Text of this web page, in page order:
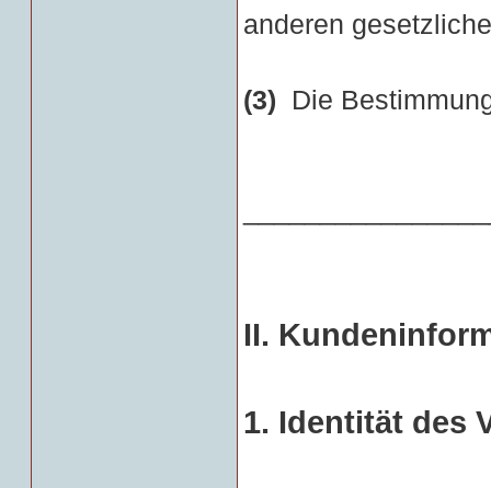
anderen
(3) Die
II.
1. Identität des